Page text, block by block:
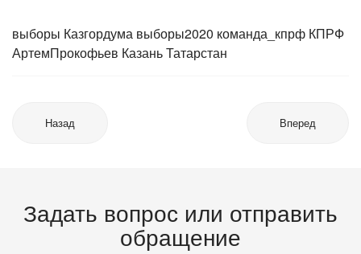
выборы Казгордума выборы2020 команда_кпрф КПРФ
АртемПрокофьев Казань Татарстан
Назад Вперед
Задать вопрос или отправить
обращение